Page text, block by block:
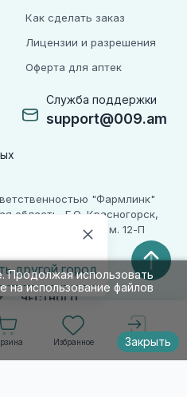
другой город
Избранное Войти
Продолжая использовать
на использование файлов
Закрыть
Служба поддержки
support@009.am
Как сделать заказ
Лицензии и разрешения
Оферта для аптек
"Фармлинк"
область, Г.О. Красногорск,
д. 17, помещ. III, ком. 12-П
ПАРТНЕР
ЧЕСТНОГО